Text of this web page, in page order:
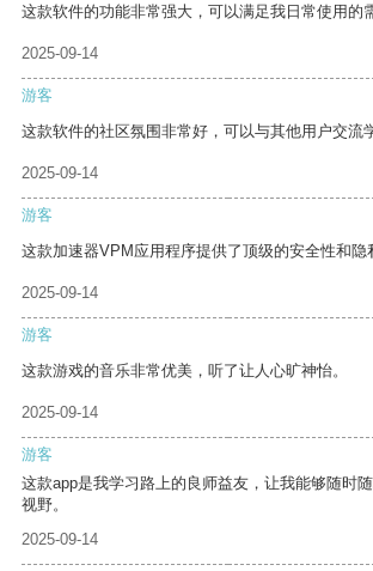
这款软件的功能非常强大，可以满足我日常使用的
2025-09-14
游客
这款软件的社区氛围非常好，可以与其他用户交流
2025-09-14
游客
这款加速器VPM应用程序提供了顶级的安全性和隐
2025-09-14
游客
这款游戏的音乐非常优美，听了让人心旷神怡。
2025-09-14
游客
这款app是我学习路上的良师益友，让我能够随时
视野。
2025-09-14